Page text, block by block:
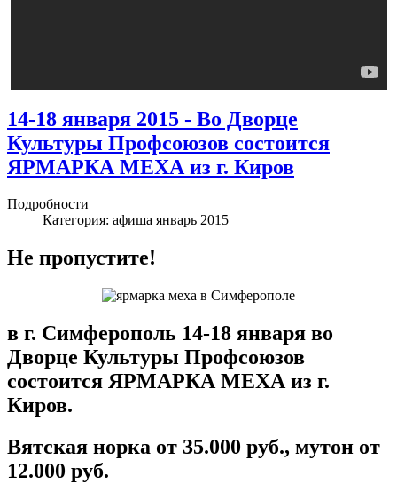
14-18 января 2015 - Во Дворце
Культуры Профсоюзов состоится
ЯРМАРКА МЕХА из г. Киров
Подробности
Категория: афиша январь 2015
Не пропустите!
в г. Симферополь 14-18 января во
Дворце Культуры Профсоюзов
состоится ЯРМАРКА МЕХА из г.
Киров.
Вятская норка от 35.000 руб., мутон от
12.000 руб.